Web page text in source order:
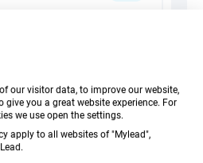
our visitor data, to improve our website,
you a great website experience. For
we use open the settings.
apply to all websites of "Mylead",